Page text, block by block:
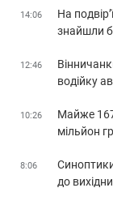
14:06
На
знайшли
12:46
водійку
10:26
Майже
мільйон
8:06
до